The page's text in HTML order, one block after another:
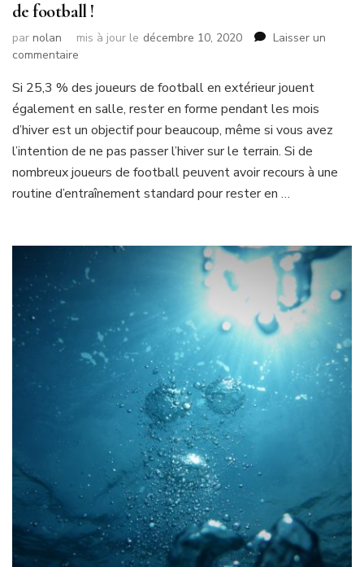
de football !
par nolan mis à jour le décembre 10, 2020
Laisser un
commentaire
d’hiver
adaptés
pour
les
joueurs
de
football
Si 25,3 % des joueurs de football en extérieur jouent
également en salle, rester en forme pendant les mois
d’hiver est un objectif pour beaucoup, même si vous avez
l’intention de ne pas passer l’hiver sur le terrain. Si de
nombreux joueurs de football peuvent avoir recours à une
routine d’entraînement standard pour rester en …